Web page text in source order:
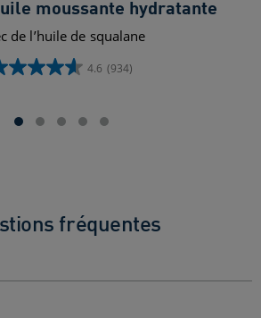
moussante hydratante
de l’huile de squalane
4.6 (934)
fréquentes